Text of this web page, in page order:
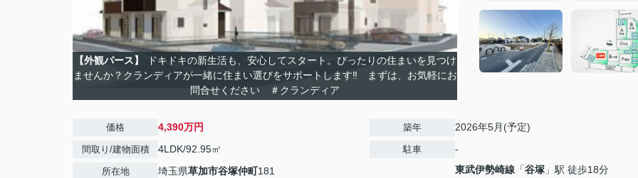
【外観パース】
ドキドキの新生活も、安心してスタート。ぴったりの住まいを見つけ
ませんか？クランディアが一緒に住まい選びをサポートします‼ まずは、お気軽にお
問合せください ＃クランディア
価格 4,390万円
間取り/建物面積 4LDK/92.95㎡
所在地 埼玉県草加市谷塚仲町181
築年 2026年5月(予定)
駐車 -
東武伊勢崎線 「谷塚 」駅 徒歩18分